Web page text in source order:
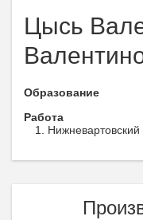
Цысь
Образование
Работа
Нижневартовский